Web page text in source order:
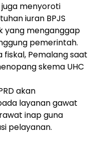
juga menyoroti
iuran BPJS
yang menganggap
pemerintah.
fiskal, Pemalang saat
skema UHC
akan
layanan gawat
inap guna
pelayanan.